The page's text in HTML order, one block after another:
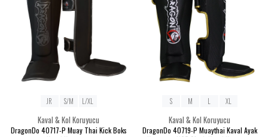
Kaval & Kol Koruyucu
DragonDo 40717-P Muay Thai Kick Boks
JR S/M L/XL
Kaval & Kol Koruyucu
DragonDo 40719-P Muaythai Kaval Ayak
S M L XL